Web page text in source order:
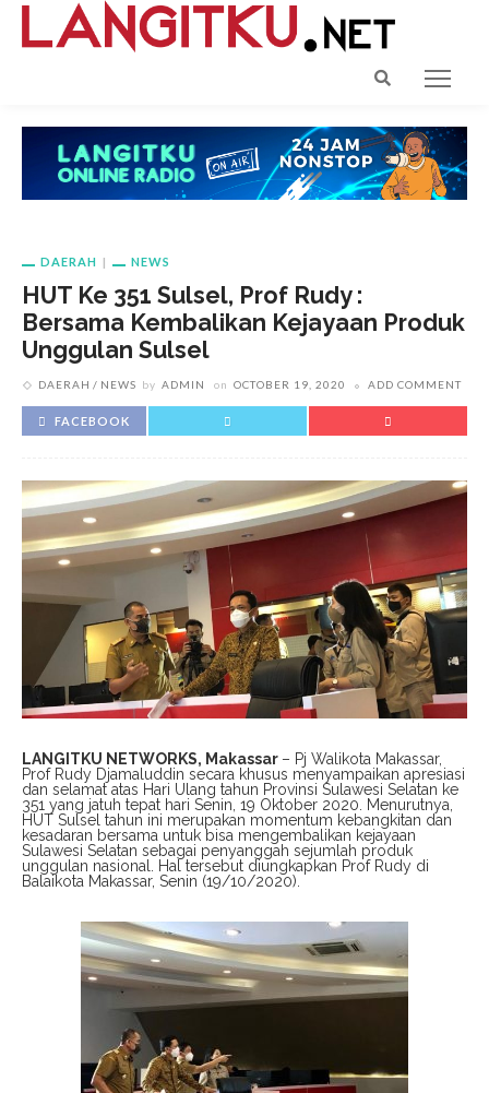
DAERAH NEWS
HUT Ke 351 Sulsel, Prof Rudy :
Bersama Kembalikan Kejayaan Produk
Unggulan Sulsel
DAERAH NEWS by ADMIN on OCTOBER 19, 2020 ADD COMMENT
FACEBOOK
LANGITKU NETWORKS, Makassar – Pj Walikota Makassar,
Prof Rudy Djamaluddin secara khusus menyampaikan apresiasi
dan selamat atas Hari Ulang tahun Provinsi Sulawesi Selatan ke
351 yang jatuh tepat hari Senin, 19 Oktober 2020. Menurutnya,
HUT Sulsel tahun ini merupakan momentum kebangkitan dan
kesadaran bersama untuk bisa mengembalikan kejayaan
Sulawesi Selatan sebagai penyanggah sejumlah produk
unggulan nasional. Hal tersebut diungkapkan Prof Rudy di
Balaikota Makassar, Senin (19/10/2020).